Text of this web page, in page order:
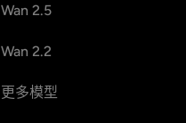
Wan 2.5
Wan 2.2
更多模型